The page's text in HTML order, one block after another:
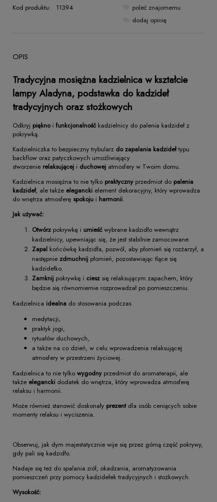
Kod produktu:
11394
poleć znajomemu
dodaj opinię
OPIS
Tradycyjna mosiężna kadzielnica w kształcie
lampy Aladyna, podstawka do kadzideł
tradycyjnych oraz stożkowych
Odkryj pięknoi funkcjonalność kadzielnicy do palenia kadzideł z
pokrywką.
Kadzielniczka to bezpieczny trybularz do zapalania kadzidełtypu
backflow oraz patyczkowych umożliwiający
stworzenie relaksującej i duchowej atmosfery w Twoim domu.
Kadzielnica mosiężna to nie tylko praktyczny przedmiot do palenia
kadzideł, ale także elegancki element dekoracyjny, który wprowadza
do wnętrza atmosferę spokoju i harmonii.
Jak używać:
Otwórzpokrywkę i umieść wybrane kadzidło wewnątrz
kadzielnicy, upewniając się, że jest stabilnie zamocowane.
Zapal końcówkę kadzidła, pozwól, aby płomień się rozżarzył, a
następnie zdmuchnij płomień, pozostawiając tlące się
kadzidełko.
Zamknij pokrywkę i cieszsię relaksującym zapachem, który
będzie się równomiernie rozprowadzał po pomieszczeniu.
Kadzielnica idealna do stosowania podczas
medytacji,
praktyk jogi,
rytuałów duchowych,
a także na co dzień, w celu wprowadzenia relaksującej
atmosfery w przestrzeni życiowej.
Kadzielnica to nie tylko wygodny przedmiot do aromaterapii, ale
także elegancki dodatek do wnętrza, który wprowadza atmosferę
relaksu i harmonii.
Może również stanowić doskonały prezentdla osób ceniących sobie
momenty relaksu i wyciszenia.
Obserwuj, jak dym majestatycznie wije się przez górną część pokrywy,
gdy pali się kadzidło.
Nadaje się też do spalania ziół, okadzania, aromatyzowania
pomieszczeń przy pomocy kadzidełek tradycyjnych i stożkowych.
Wysokość: